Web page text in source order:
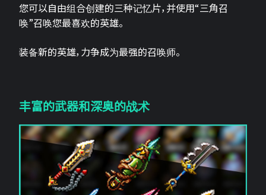
您可以自由组合创建的三种记忆片，并使用“三角召
唤”召唤您最喜欢的英雄。
装备新的英雄，力争成为最强的召唤师。
丰富的武器和深奥的战术